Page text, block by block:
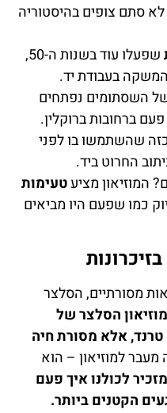
סתם צופים בהיסטוריה
שפעלו עוד בשנות ה-50,
בעבודת יד.
השסתומים נפתחים
ברחובות ברוקלין.
שהשתמשו בו לפני
החרוט ביד.
המוזיאון מציעטעימות
כמו שפעם היו מביאים
מסורתיים, הסלצר
הסלצר של
טרנד, אלא מסורת חיה
למוזיאון – הוא
לכולנו איך פעם
הקטנים ביותר.